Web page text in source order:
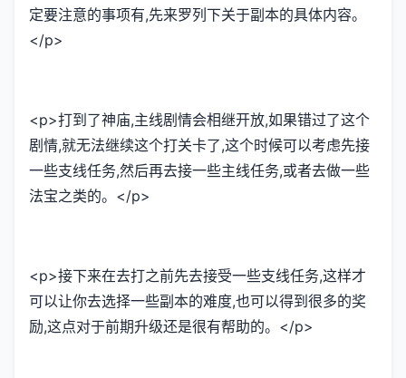
定要注意的事项有,先来罗列下关于副本的具体内容。
</p>
<p>打到了神庙,主线剧情会相继开放,如果错过了这个
剧情,就无法继续这个打关卡了,这个时候可以考虑先接
一些支线任务,然后再去接一些主线任务,或者去做一些
法宝之类的。</p>
<p>接下来在去打之前先去接受一些支线任务,这样才
可以让你去选择一些副本的难度,也可以得到很多的奖
励,这点对于前期升级还是很有帮助的。</p>